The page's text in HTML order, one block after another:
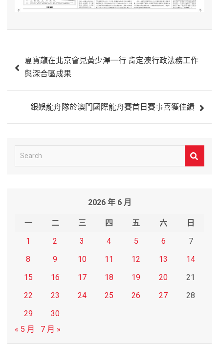
章
夏寶龍在北京會見黃少澤一行 肯定澳行政法務工作
與深合區成果
銀娛龍舟隊於澳門國際龍舟賽首日賽事喜獲佳績
e
2026 年 6 月
一 二 三 四 五 六
日
1
2 3 4 5 6
7
8
9 10 11 12 13
14
15
16 17 18 19 20
21
22
23 24 25 26 27
28
29
30
« 5 月
7 月 »